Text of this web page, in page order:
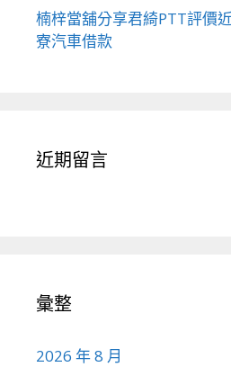
楠梓當舖分享君綺PTT評價
寮汽車借款
近期留言
彙整
2026 年 8 月